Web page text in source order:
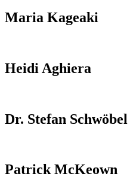
Maria Kageaki
Heidi Aghiera
Dr. Stefan Schwöbel
Patrick McKeown